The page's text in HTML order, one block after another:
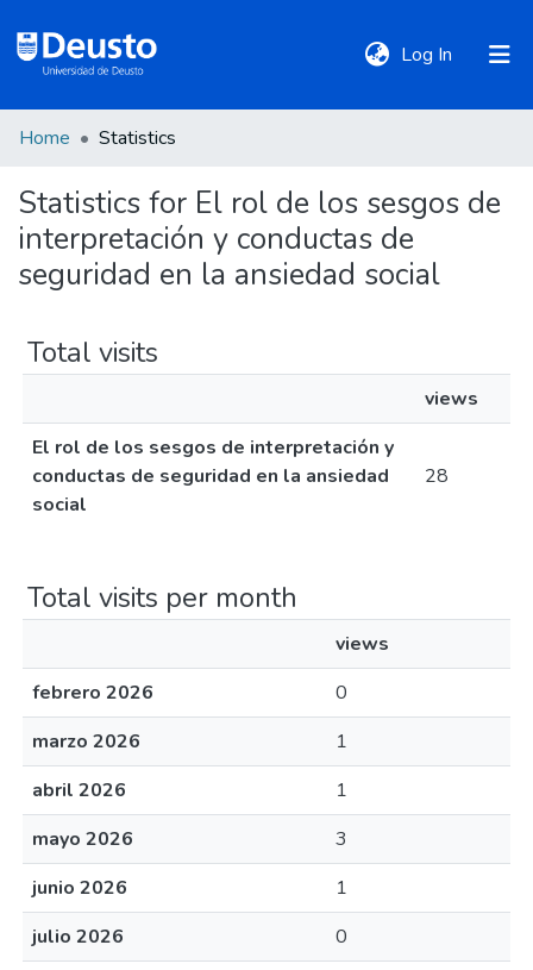
Log In (current)
Communities
&
Collections
All of DSpace
Policies
Home Statistics
Statistics for El rol de los sesgos de
interpretación y conductas de
seguridad en la ansiedad social
Total visits
views
El rol de los sesgos de interpretación y
conductas de seguridad en la ansiedad
social
28
Total visits per month
views
febrero 2026
0
marzo 2026
1
abril 2026
1
mayo 2026
3
junio 2026
1
julio 2026
0